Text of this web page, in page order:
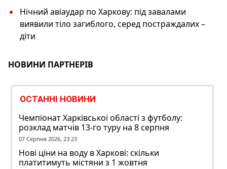
Нічний авіаудар по Харкову: під завалами
виявили тіло загиблого, серед постраждалих –
діти
НОВИНИ ПАРТНЕРІВ
ОСТАННІ НОВИНИ
Чемпіонат Харківської області з футболу:
розклад матчів 13-го туру на 8 серпня
07 Серпня 2026, 23:23
Нові ціни на воду в Харкові: скільки
платитимуть містяни з 1 жовтня